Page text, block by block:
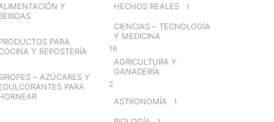
Y
PARA
Y REPOSTERÍA
– AZÚCARES Y
PARA
HECHOS REALES 1
CIENCIAS – TECNOLOGÍA
Y MEDICINA
16
AGRICULTURA Y
GANADERÍA
2
ASTRONOMÍA 1